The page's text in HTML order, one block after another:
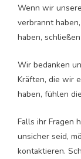
Wenn wir
verbrannt
haben,
Wir bedanken
Kräften, die wir
haben, fühlen
Falls ihr Fragen
unsicher seid,
kontaktieren.